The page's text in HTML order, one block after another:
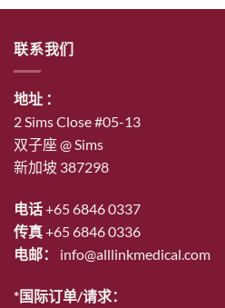
$53.00。
格
联系我们
地址 ：
2 Sims Close #05-13
双子座 @ Sims
新加坡 387298
电话+65 6846 0337
传真+65 6846 0336
电邮： info@alllinkmedical.com
*国际订单/请求：